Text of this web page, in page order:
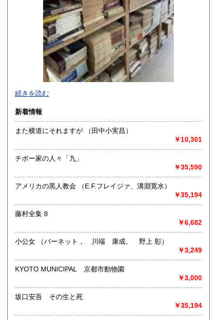
-
沿線名：-
最寄駅：-
営業時間：-
定休日：-
書籍の買取について
取り扱い分野
総記、哲学宗教、歴史、社会科学、自然科学、美術工芸、国
語国文、外国文学、古典籍、近代文献、趣味、外国書、サブ
カルチャー、古書一般（その他）
続きを読む
新着情報
また横道にそれますが （田中小実昌）
￥10,301
チボー家の人々「九」
￥35,590
アメリカの黒人教会 （E.F.フレイジァ、溝淵寛水）
￥35,194
藤村全集 8
￥6,682
小公女 （バーネット， 川端 康成、 野上 彰）
￥3,249
KYOTO MUNICIPAL 京都市動物園
￥3,000
坂口安吾 その生と死
￥35,194